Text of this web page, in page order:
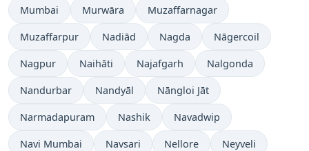
Mumbai Murwāra Muzaffarnagar
Muzaffarpur Nadiād Nagda Nāgercoil
Nagpur Naihāti Najafgarh Nalgonda
Nandurbar Nandyāl Nāngloi Jāt
Narmadapuram Nashik Navadwip
Navi Mumbai Navsari Nellore Neyveli